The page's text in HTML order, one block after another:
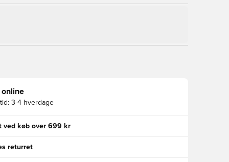
online
3-4 hverdage
ved køb over 699 kr
returret